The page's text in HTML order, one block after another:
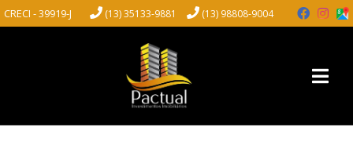
CRECI - 39919-J (13) 35133-9881 (13) 98808-9004